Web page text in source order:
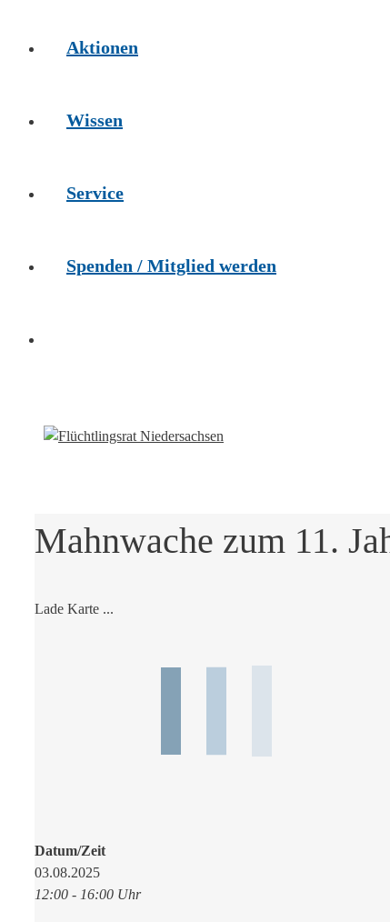
Aktionen
Wissen
Service
Spenden / Mitglied werden
Mahnwache zum 11.
Lade Karte ...
Datum/Zeit
03.08.2025
12:00 - 16:00 Uhr